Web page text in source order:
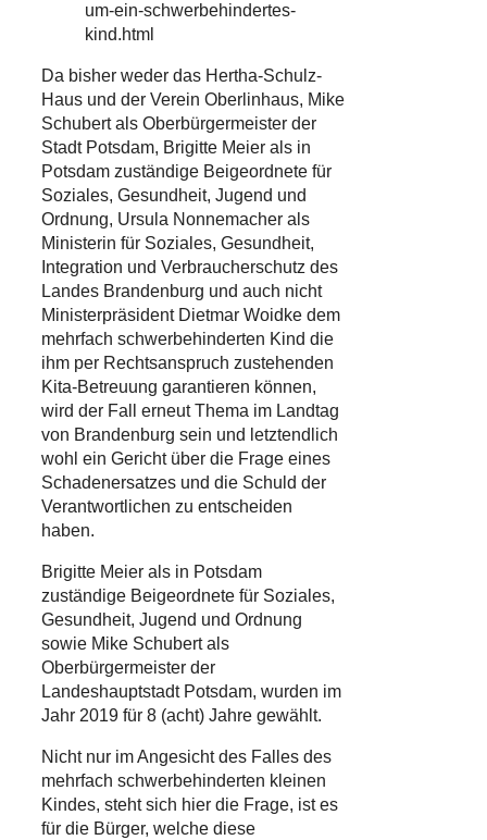
um-ein-schwerbehindertes-
kind.html
Da bisher weder das Hertha-Schulz-
Haus und der Verein Oberlinhaus, Mike
Schubert als Oberbürgermeister der
Stadt Potsdam, Brigitte Meier als in
Potsdam zuständige Beigeordnete für
Soziales, Gesundheit, Jugend und
Ordnung, Ursula Nonnemacher als
Ministerin für Soziales, Gesundheit,
Integration und Verbraucherschutz des
Landes Brandenburg und auch nicht
Ministerpräsident Dietmar Woidke dem
mehrfach schwerbehinderten Kind die
ihm per Rechtsanspruch zustehenden
Kita-Betreuung garantieren können,
wird der Fall erneut Thema im Landtag
von Brandenburg sein und letztendlich
wohl ein Gericht über die Frage eines
Schadenersatzes und die Schuld der
Verantwortlichen zu entscheiden
haben.
Brigitte Meier als in Potsdam
zuständige Beigeordnete für Soziales,
Gesundheit, Jugend und Ordnung
sowie Mike Schubert als
Oberbürgermeister der
Landeshauptstadt Potsdam, wurden im
Jahr 2019 für 8 (acht) Jahre gewählt.
Nicht nur im Angesicht des Falles des
mehrfach schwerbehinderten kleinen
Kindes, steht sich hier die Frage, ist es
für die Bürger, welche diese